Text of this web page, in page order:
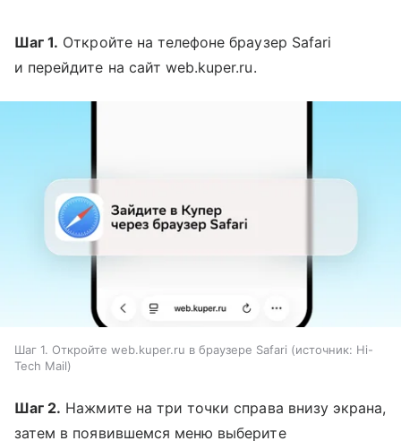
Шаг 1. Откройте на телефоне браузер Safari
и перейдите на сайт web.kuper.ru.
Шаг 1. Откройте web.kuper.ru в браузере Safari источник: Hi-
Tech Mail
Шаг 2. Нажмите на три точки справа внизу экрана,
затем в появившемся меню выберите